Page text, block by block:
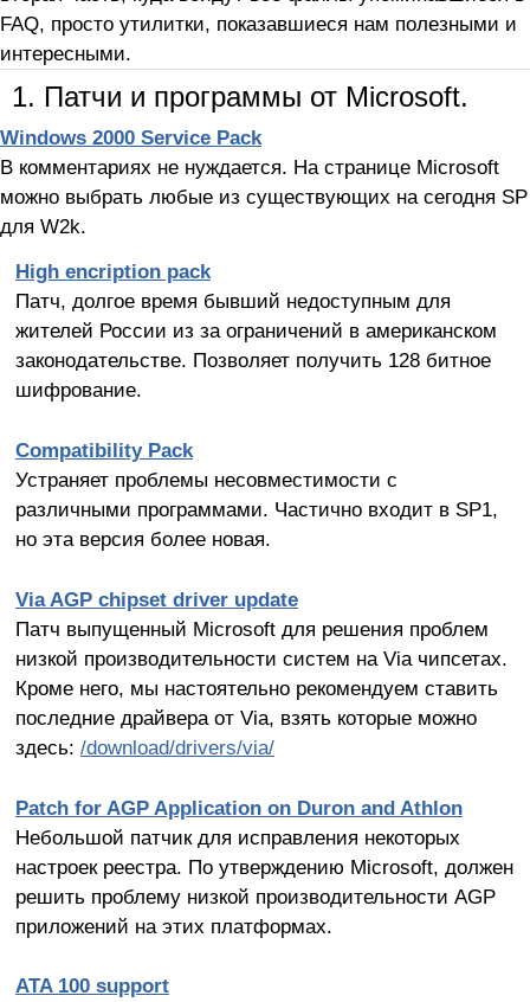
FAQ, просто утилитки, показавшиеся нам полезными и
интересными.
1. Патчи и программы от Microsoft.
Windows 2000 Service Pack
В комментариях не нуждается. На странице Microsoft
можно выбрать любые из существующих на сегодня SP
для W2k.
High encription pack
Патч, долгое время бывший недоступным для
жителей России из за ограничений в американском
законодательстве. Позволяет получить 128 битное
шифрование.
Сompatibility Pack
Устраняет проблемы несовместимости с
различными программами. Частично входит в SP1,
но эта версия более новая.
Via AGP chipset driver update
Патч выпущенный Microsoft для решения проблем
низкой производительности систем на Via чипсетах.
Кроме него, мы настоятельно рекомендуем ставить
последние драйвера от Via, взять которые можно
здесь: /download/drivers/via/
Patch for AGP Application on Duron and Athlon
Небольшой патчик для исправления некоторых
настроек реестра. По утверждению Microsoft, должен
решить проблему низкой производительности AGP
приложений на этих платформах.
ATA 100 support